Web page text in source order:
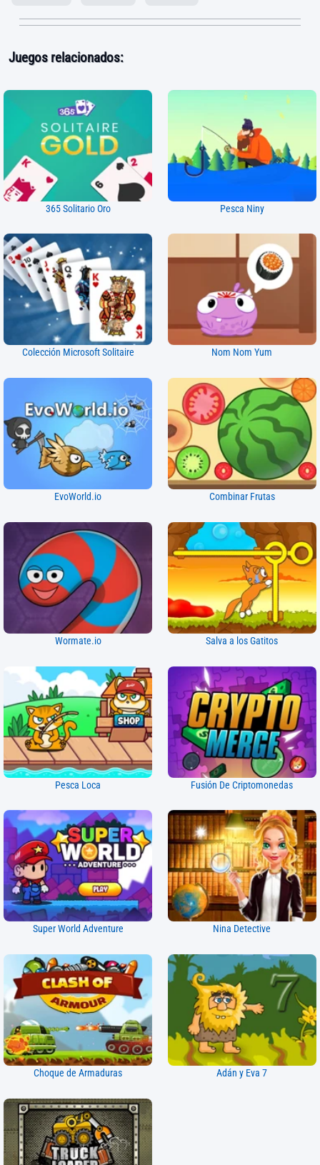
Juegos relacionados:
365 Solitario Oro Pesca Niny
Colección Microsoft Solitaire Nom Nom Yum
EvoWorld.io Combinar Frutas
Wormate.io Salva a los Gatitos
Pesca Loca Fusión De Criptomonedas
Super World Adventure Nina Detective
Choque de Armaduras Adán y Eva 7